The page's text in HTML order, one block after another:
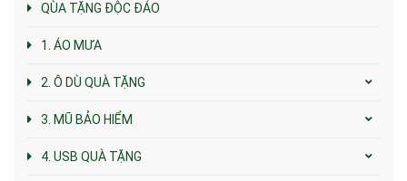
QÙA TẶNG ĐỘC ĐÁO
1. ÁO MƯA
2. Ô DÙ QUÀ TẶNG
3. MŨ BẢO HIỂM
4. USB QUÀ TẶNG